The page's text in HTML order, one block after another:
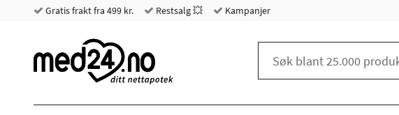
Gratis frakt fra 499 kr. Restsalg 💥 Kampanjer